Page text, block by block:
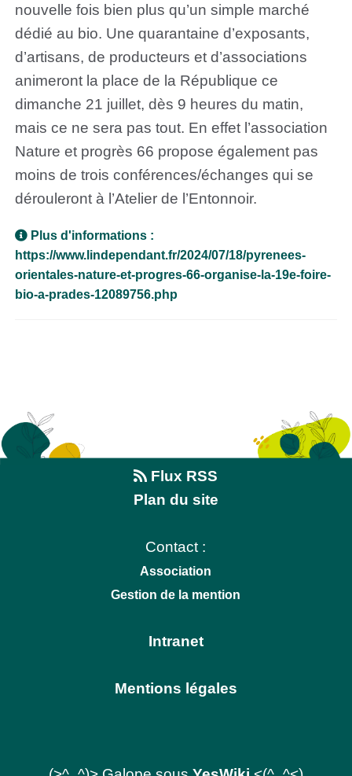
nouvelle fois bien plus qu’un simple marché
dédié au bio. Une quarantaine d’exposants,
d’artisans, de producteurs et d’associations
animeront la place de la République ce
dimanche 21 juillet, dès 9 heures du matin,
mais ce ne sera pas tout. En effet l’association
Nature et progrès 66 propose également pas
moins de trois conférences/échanges qui se
dérouleront à l’Atelier de l’Entonnoir.
Plus d'informations :
https://www.lindependant.fr/2024/07/18/pyrenees-
orientales-nature-et-progres-66-organise-la-19e-foire-
bio-a-prades-12089756.php
Flux RSS
Plan du site
Contact :
Association
Gestion de la mention
Intranet
Mentions légales